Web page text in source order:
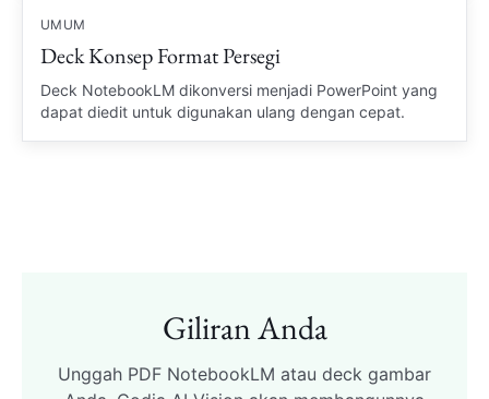
UMUM
Deck Konsep Format Persegi
Deck NotebookLM dikonversi menjadi PowerPoint yang
dapat diedit untuk digunakan ulang dengan cepat.
Giliran Anda
Unggah PDF NotebookLM atau deck gambar